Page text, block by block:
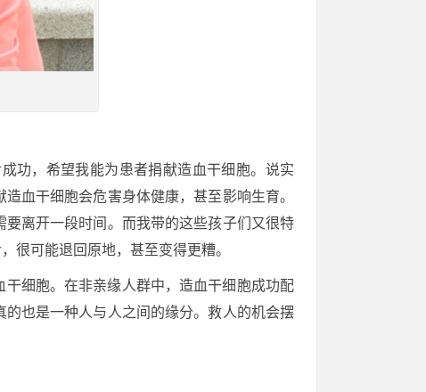
功，希望我能为患者捐献造血干细胞。说实
血干细胞会危害身体健康，甚至影响生育。
离开一段时间。而我带的这些孩子们又很特
很可能退回原地，甚至变得更糟。
细胞。在非亲缘人群中，造血干细胞成功配
也是一种人与人之间的缘分。救人的机会摆